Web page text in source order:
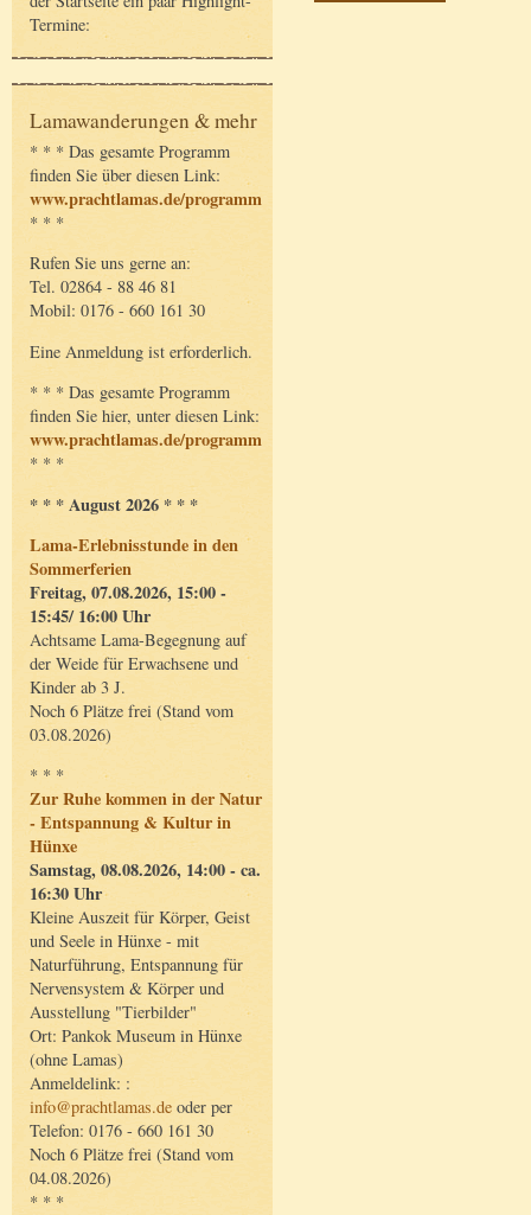
Termine:
Lamawanderungen & mehr
* * * Das gesamte Programm
finden Sie über diesen Link:
www.prachtlamas.de/programm
* * *
Rufen Sie uns gerne an:
Tel. 02864 - 88 46 81
Mobil: 0176 - 660 161 30
Eine Anmeldung ist erforderlich.
* * * Das gesamte Programm
finden Sie hier, unter diesen Link:
www.prachtlamas.de/programm
* * *
* * * August 2026 * * *
Lama-Erlebnisstunde in den
Sommerferien
Freitag, 07.08.2026, 15:00 -
15:45/ 16:00 Uhr
Achtsame Lama-Begegnung auf
der Weide für Erwachsene und
Kinder ab 3 J.
Noch 6 Plätze frei (Stand vom
03.08.2026)
* * *
Zur Ruhe kommen in der Natur
- Entspannung & Kultur in
Hünxe
Samstag, 08.08.2026, 14:00 - ca.
16:30 Uhr
Kleine Auszeit für Körper, Geist
und Seele in Hünxe - mit
Naturführung, Entspannung für
Nervensystem & Körper und
Ausstellung "Tierbilder"
Ort: Pankok Museum in Hünxe
(ohne Lamas)
Anmeldelink: :
info@prachtlamas.de oder per
Telefon: 0176 - 660 161 30
Noch 6 Plätze frei (Stand vom
04.08.2026)
* * *